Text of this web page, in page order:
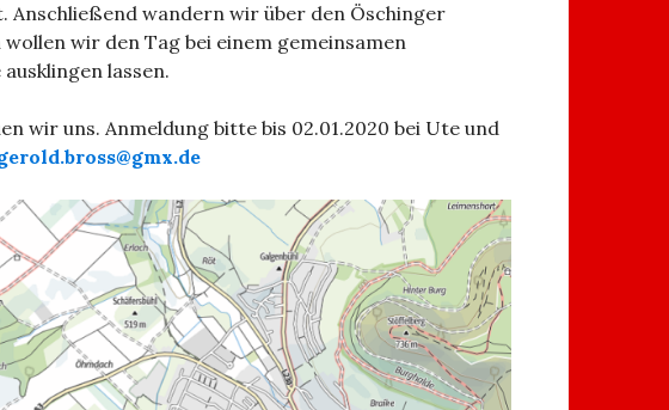
wandern wir über den Öschinger
wir den Tag bei einem gemeinsamen
lassen.
wir uns. Anmeldung bitte bis 02.01.2020 bei Ute und